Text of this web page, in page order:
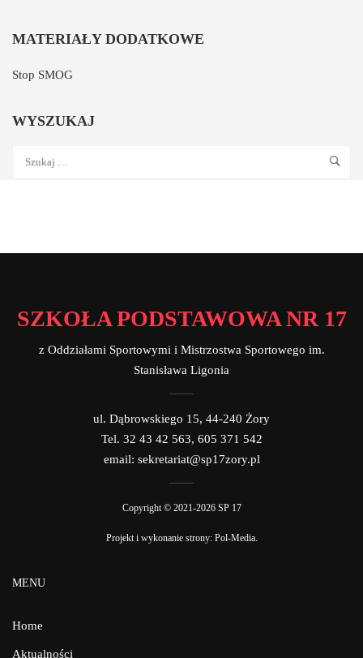
MATERIAŁY DODATKOWE
Stop SMOG
WYSZUKAJ
SZKOŁA PODSTAWOWA NR 17
z Oddziałami Sportowymi i Mistrzostwa Sportowego im.
Stanisława Ligonia
ul. Dąbrowskiego 15, 44-240 Żory
Tel. 32 43 42 563, 605 371 542
email: sekretariat@sp17zory.pl
Copyright © 2021-2026 SP 17
Projekt i wykonanie strony: Pol-Media.
MENU
Home
Aktualności